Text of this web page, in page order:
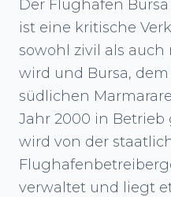
Der Flughafen Bursa
ist eine kritische
sowohl zivil als
wird und Bursa,
südlichen
Jahr 2000 in
wird von der
verwaltet und liegt